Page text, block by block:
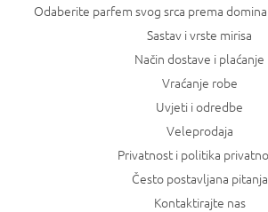
Odaberite parfem svog srca prema
Sastav i vrste mirisa
Način dostave i plaćanje
Vraćanje robe
Uvjeti i odredbe
Veleprodaja
Privatnost i politika
Često postavljana pitanja
Kontaktirajte nas